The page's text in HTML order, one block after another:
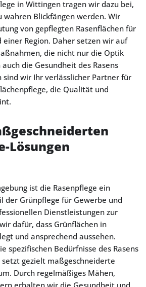
in Wittingen tragen wir dazu bei,
wahren Blickfängen werden. Wir
von gepflegten Rasenflächen für
einer Region. Daher setzen wir auf
die nicht nur die Optik
die Gesundheit des Rasens
wir Ihr verlässlicher Partner für
die Qualität und
Lösungen
ist die Rasenpflege ein
der Grünpflege für Gewerbe und
Dienstleistungen zur
dafür, dass Grünflächen in
und ansprechend aussehen.
spezifischen Bedürfnisse des Rasens
setzt gezielt maßgeschneiderte
Durch regelmäßiges Mähen,
erhalten wir die Gesundheit und